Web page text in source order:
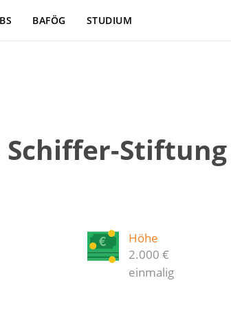
BAFÖG STUDIUM
Höhe
2.000 €
einmalig